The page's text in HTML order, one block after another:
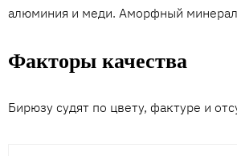
алюминия и меди. Аморфный
Факторы качества
Бирюзу судят по цвету, фактуре и